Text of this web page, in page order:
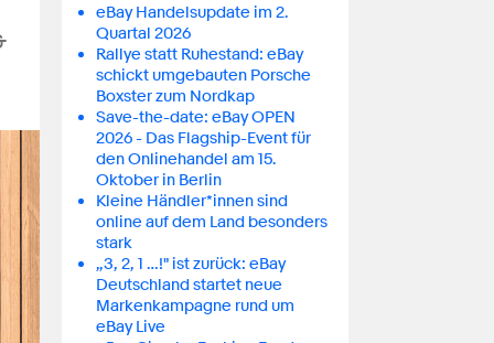
eBay Handelsupdate im 2.
Quartal 2026
Rallye statt Ruhestand: eBay
schickt umgebauten Porsche
Boxster zum Nordkap
Save-the-date: eBay OPEN
2026 - Das Flagship-Event für
den Onlinehandel am 15.
Oktober in Berlin
Kleine Händler*innen sind
online auf dem Land besonders
stark
„3, 2, 1 …!" ist zurück: eBay
Deutschland startet neue
Markenkampagne rund um
eBay Live